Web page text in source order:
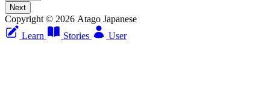
Next
Copyright © 2026 Atago Japanese
Learn
Stories User